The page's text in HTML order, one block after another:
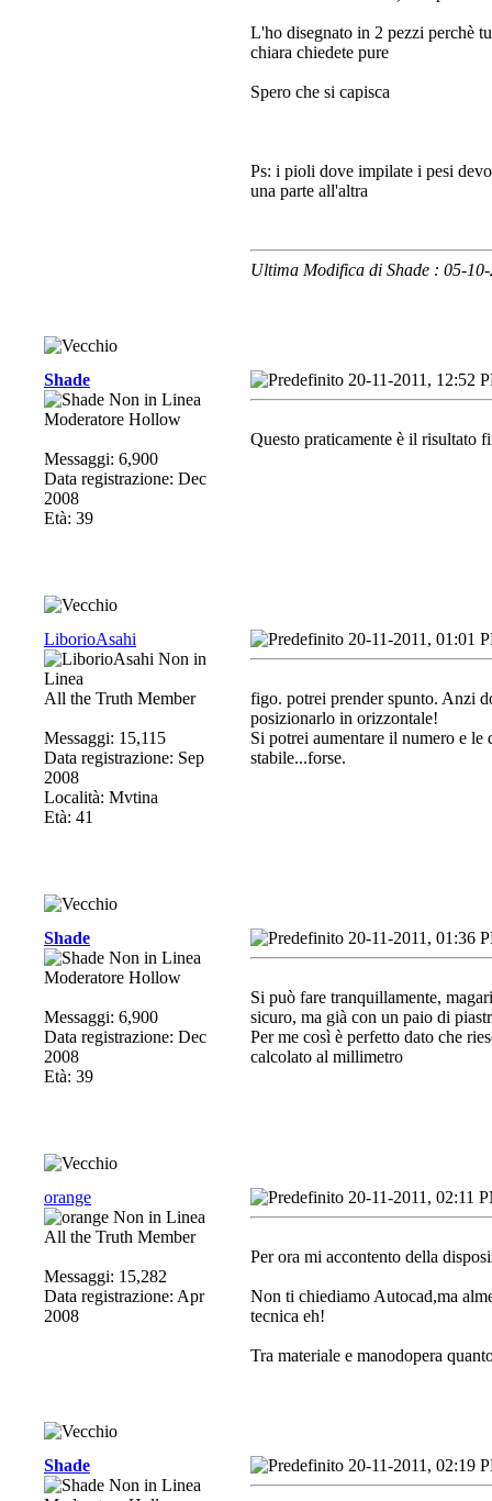
L'ho disegnato in 2 pezzi perchè
chiara chiedete pure
Spero che si capisca
Ps: i pioli dove impilate i pesi
una parte all'altra
Ultima Modifica di Shade : 05-
Shade
Moderatore Hollow
Messaggi: 6,900
Data registrazione: Dec
2008
Età: 39
20-11-2011, 12:52
Questo praticamente è il risultato
LiborioAsahi
All the Truth Member
Messaggi: 15,115
Data registrazione: Sep
2008
Località: Mvtina
Età: 41
20-11-2011, 01:01
figo. potrei prender spunto. Anzi
posizionarlo in orizzontale!
Si potrei aumentare il numero e le
stabile...forse.
Shade
Moderatore Hollow
Messaggi: 6,900
Data registrazione: Dec
2008
Età: 39
20-11-2011, 01:36
Si può fare tranquillamente,
sicuro, ma già con un paio di
Per me così è perfetto dato che
calcolato al millimetro
orange
All the Truth Member
Messaggi: 15,282
Data registrazione: Apr
2008
20-11-2011, 02:11
Per ora mi accontento della
Non ti chiediamo Autocad,ma
tecnica eh!
Tra materiale e manodopera
Shade 20-11-2011, 02:19